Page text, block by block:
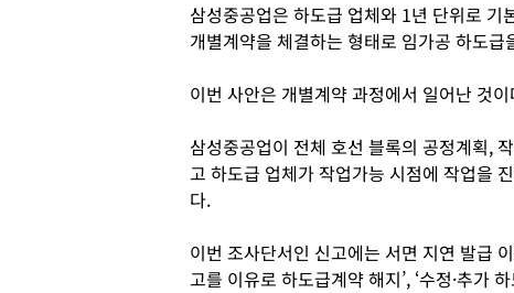
삼성중공업은 하도급 업체와 1년 단위로
개별계약을 체결하는 형태로 임가공 하도급
이번 사안은 개별계약 과정에서 일어난 것
삼성중공업이 전체 호선 블록의 공정계획,
고 하도급 업체가 작업가능 시점에 작업을
다.
이번 조사단서인 신고에는 서면 지연 발급
고를 이유로 하도급계약 해지’, ‘수정·추가